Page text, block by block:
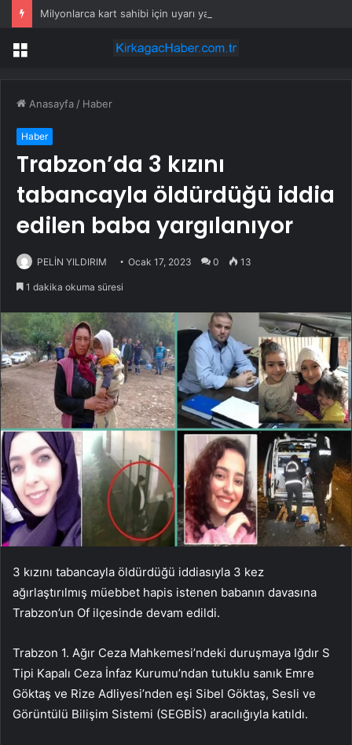
Menü
Anasayfa / Haber
Haber
Trabzon’da 3 kızını
tabancayla öldürdüğü iddia
edilen baba yargılanıyor
PELİN YILDIRIM Ocak 17, 2023 0 13
1 dakika okuma süresi
3 kızını tabancayla öldürdüğü iddiasıyla 3 kez
ağırlaştırılmış müebbet hapis istenen babanın davasına
Trabzon’un Of ilçesinde devam edildi.
Trabzon 1. Ağır Ceza Mahkemesi’ndeki duruşmaya Iğdır S
Tipi Kapalı Ceza İnfaz Kurumu’ndan tutuklu sanık Emre
Göktaş ve Rize Adliyesi’nden eşi Sibel Göktaş, Sesli ve
Görüntülü Bilişim Sistemi (SEGBİS) aracılığıyla katıldı.